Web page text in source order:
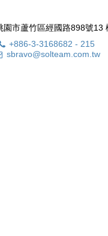
園市蘆竹區經國路898號13
+886-3-3168682 - 215
sbravo@solteam.com.tw